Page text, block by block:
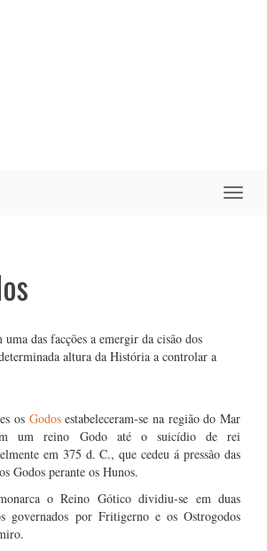
Toggle
das facções a emergir da cisão dos
altura da História a controlar a
os Godosestabeleceram-se na região do Mar
um reino Godo até o suicídio de rei
em 375 d. C., que cedeu á pressão das
Godos perante os Hunos.
o Reino Gótico dividiu-se em duas
governados por Fritigerno e os Ostrogodos